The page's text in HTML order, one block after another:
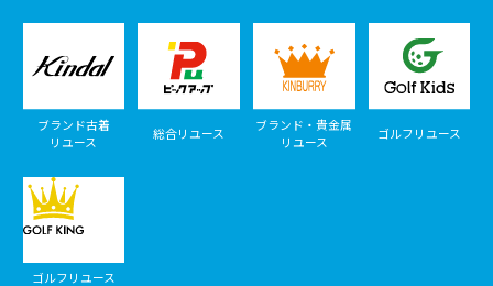
ブランド古着
リユース
総合リユース
ブランド・貴金属
リユース
ゴルフリユース
ゴルフリユース